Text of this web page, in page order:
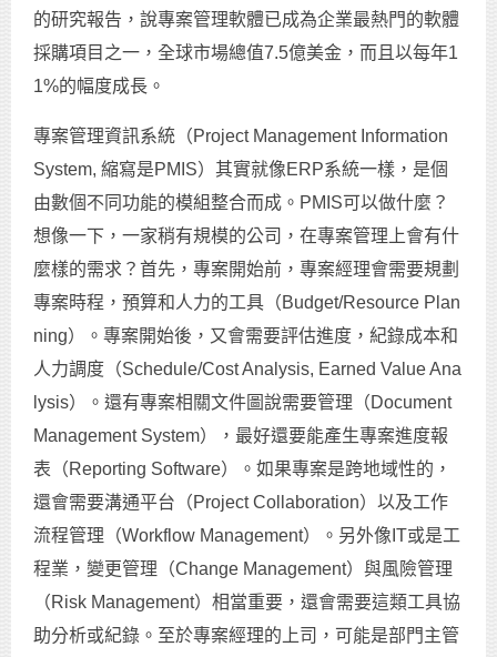
的研究報告，說專案管理軟體已成為企業最熱門的軟體
採購項目之一，全球市場總值7.5億美金，而且以每年1
1%的幅度成長。
專案管理資訊系統（Project Management Information
System, 縮寫是PMIS）其實就像ERP系統一樣，是個
由數個不同功能的模組整合而成。PMIS可以做什麼？
想像一下，一家稍有規模的公司，在專案管理上會有什
麼樣的需求？首先，專案開始前，專案經理會需要規劃
專案時程，預算和人力的工具（Budget/Resource Plan
ning）。專案開始後，又會需要評估進度，紀錄成本和
人力調度（Schedule/Cost Analysis, Earned Value Ana
lysis）。還有專案相關文件圖說需要管理（Document
Management System），最好還要能產生專案進度報
表（Reporting Software）。如果專案是跨地域性的，
還會需要溝通平台（Project Collaboration）以及工作
流程管理（Workflow Management）。另外像IT或是工
程業，變更管理（Change Management）與風險管理
（Risk Management）相當重要，還會需要這類工具協
助分析或紀錄。至於專案經理的上司，可能是部門主管